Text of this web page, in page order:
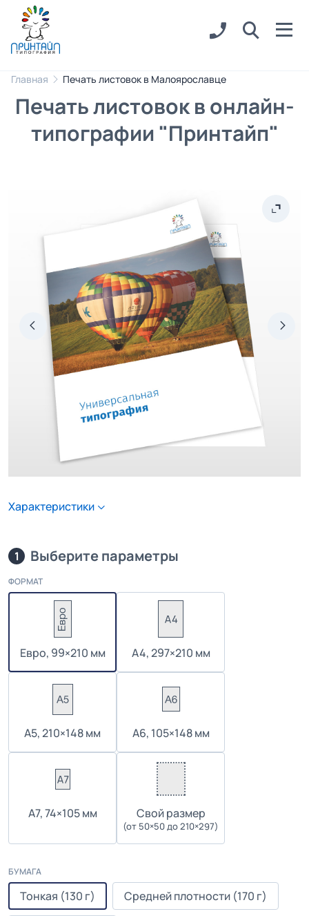
Главная Печать листовок в Малоярославце
Печать листовок в онлайн-
типографии "Принтайп"
Характеристики
1 Выберите параметры
ФОРМАТ
Евро, 99×210 мм А4, 297×210 мм
А5, 210×148 мм А6, 105×148 мм
А7, 74×105 мм Cвой размер
(от 50×50 до 210×297)
БУМАГА
Тонкая (130 г) Средней плотности (170 г)